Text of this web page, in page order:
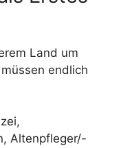
Land um
endlich
Altenpfleger/-